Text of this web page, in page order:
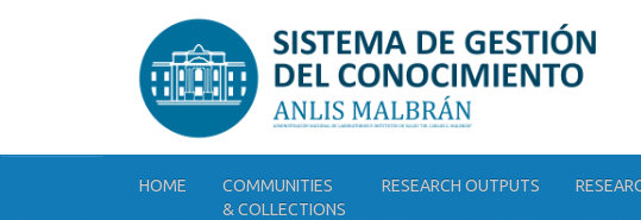
HOME
COMMUNITIES
& COLLECTIONS
RESEARCH OUTPUTS